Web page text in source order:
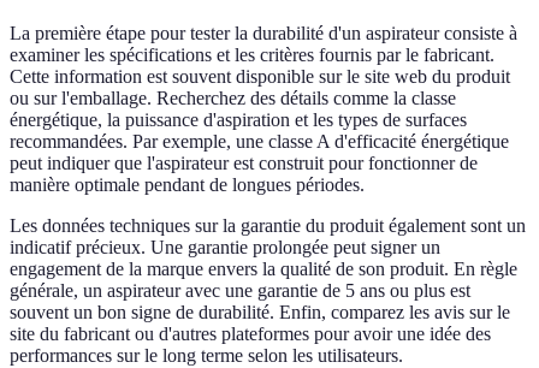
La première étape pour tester la durabilité d'un aspirateur consiste à
examiner les spécifications et les critères fournis par le fabricant.
Cette information est souvent disponible sur le site web du produit
ou sur l'emballage. Recherchez des détails comme la classe
énergétique, la puissance d'aspiration et les types de surfaces
recommandées. Par exemple, une classe A d'efficacité énergétique
peut indiquer que l'aspirateur est construit pour fonctionner de
manière optimale pendant de longues périodes.
Les données techniques sur la garantie du produit également sont un
indicatif précieux. Une garantie prolongée peut signer un
engagement de la marque envers la qualité de son produit. En règle
générale, un aspirateur avec une garantie de 5 ans ou plus est
souvent un bon signe de durabilité. Enfin, comparez les avis sur le
site du fabricant ou d'autres plateformes pour avoir une idée des
performances sur le long terme selon les utilisateurs.